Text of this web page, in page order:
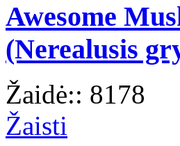
Awesome
(Nerealusis
Žaidė:: 8178
Žaisti